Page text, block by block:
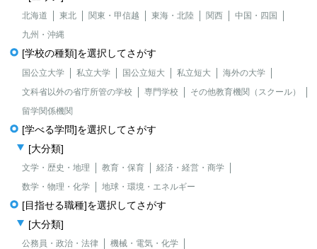
北海道 東北 関東・甲信越 東海・北陸 関西
中国・四国
九州・沖縄
[学校の種類]を選択してさがす
国公立大学 私立大学 国公立短大 私立短大
海外の大学
文科省以外の省庁所管の学校
専門学校
その他教育機関（スクール）
留学関係機関
[学べる学問]を選択してさがす
[大分類]
文学・歴史・地理 教育・保育
経済・経営・商学
数学・物理・化学
地球・環境・エネルギー
[目指せる職種]を選択してさがす
[大分類]
公務員・政治・法律
機械・電気・化学